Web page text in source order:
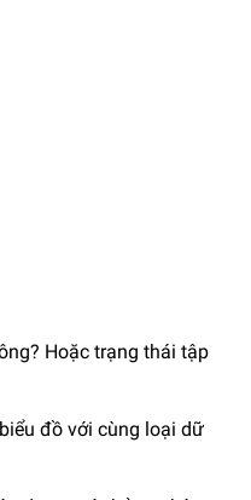
Hoặc trạng thái tập
đồ với cùng loại dữ